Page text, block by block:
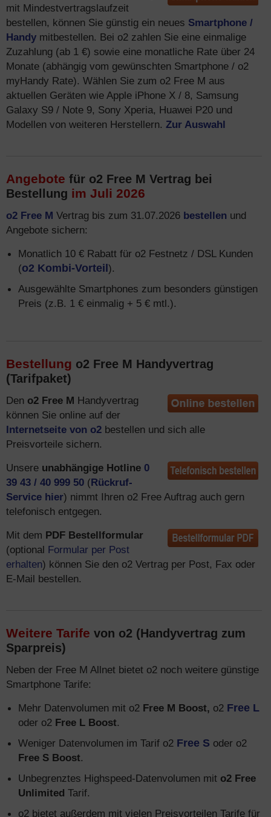
mit Mindestvertragslaufzeit
bestellen, können Sie günstig ein neues Smartphone /
Handy mitbestellen. Bei o2 zahlen Sie eine einmalige
Zuzahlung (ab 1 €) sowie eine monatliche Rate über 24
Monate (abhängig vom gewünschten Smartphone / o2
myHandy Rate). Wählen Sie zum o2 Free M aus
aktuellen Geräten wie Apple iPhone X / 8, Samsung
Galaxy S9 / Note 9, Sony Xperia, Huawei P20 und
Modellen von weiteren Herstellern. Zur Auswahl
Angebote für o2 Free M Vertrag bei
Bestellung im Juli 2026
o2 Free M Vertrag bis zum 31.07.2026 bestellen und
Angebote sichern:
Monatlich 10 € Rabatt für o2 Festnetz / DSL Kunden
(o2 Kombi-Vorteil ).
Ausgewählte Smartphones zum besonders günstigen
Preis (z.B. 1 € einmalig + 5 € mtl.).
Bestellung o2 Free M Handyvertrag
(Tarifpaket)
Den o2 Free M Handyvertrag
können Sie online auf der
Internetseite von o2 bestellen und sich alle
Preisvorteile sichern.
Unsere unabhängige Hotline 0
39 43 / 40 999 50 (Rückruf-
Service hier) nimmt Ihren o2 Free Auftrag auch gern
telefonisch entgegen.
Mit dem PDF Bestellformular
(optional Formular per Post
erhalten) können Sie den o2 Vertrag per Post, Fax oder
E-Mail bestellen.
Weitere Tarife von o2 (Handyvertrag zum
Sparpreis)
Neben der Free M Allnet bietet o2 noch weitere günstige
Smartphone Tarife:
Mehr Datenvolumen mit o2 Free M Boost, o2 Free L
oder o2 Free L Boost.
Weniger Datenvolumen im Tarif o2 Free S oder o2
Free S Boost.
Unbegrenztes Highspeed-Datenvolumen mit o2 Free
Unlimited Tarif.
o2 bietet außerdem mit vielen Preisvorteilen Tarife für